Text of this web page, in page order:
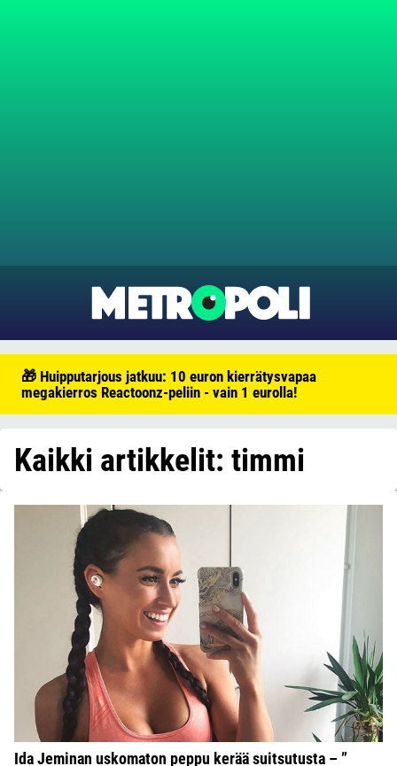
🎁 Huipputarjous jatkuu: 10 euron kierrätysvapaa
megakierros Reactoonz-peliin - vain 1 eurolla!
Kaikki artikkelit: timmi
Ida Jeminan uskomaton peppu kerää suitsutusta – ”